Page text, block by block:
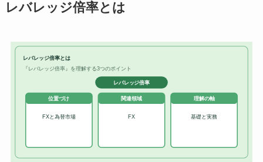
レバレッジ倍率とは
レバレッジ倍率とは
『レバレッジ倍率』を理解する3つのポイント
レバレッジ倍率
位置づけ
FXと為替市場
関連領域
FX
理解の軸
基礎と実務